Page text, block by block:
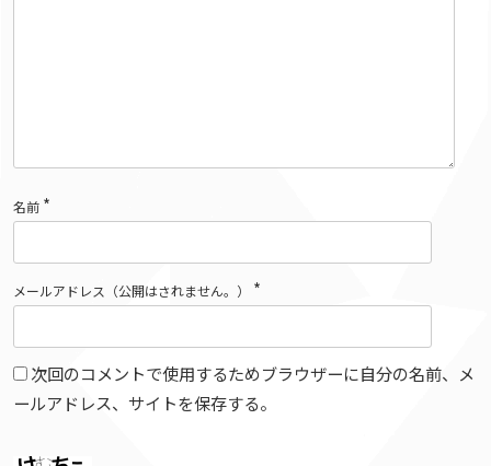
名前 *
メールアドレス（公開はされません。） *
次回のコメントで使用するためブラウザーに自分の名前、メ
ールアドレス、サイトを保存する。